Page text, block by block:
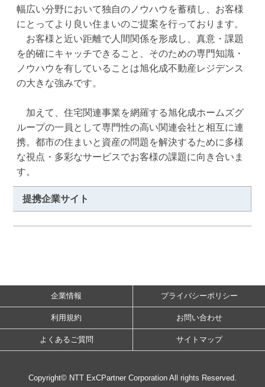
幅広い分野において独自のノウハウを蓄積し、お客様
にとってより良い住まいのご提案を行っております。
お客様と近い距離で人間関係を形成し、真意・課題
を的確にキャッチできること、そのための専門知識・
ノウハウを有していることは旭化成不動産レジデンス
の大きな強みです。
加えて、住宅関連事業を網羅する旭化成ホームズグ
ループの一員として専門性の高い関連会社と相互に連
携。都市の住まいと資産の問題を解決するために多様
な視点・多彩なサービスでお客様の課題に向き合いま
す。
提携企業サイト
企業情報 プライバシーポリシー
利用規約 お問い合わせ
よくあるご質問 サイトマップ
Copyright© NTT ExCPartner Corporation All rights Reserved.